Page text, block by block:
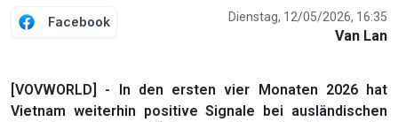
Facebook Dienstag, 12/05/2026, 16:35
Van Lan
[VOVWORLD] - In den ersten vier Monaten 2026 hat
Vietnam weiterhin positive Signale bei ausländischen